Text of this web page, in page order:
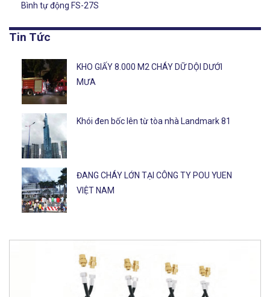
Bình tự động FS-27S
Tin Tức
KHO GIẤY 8.000 M2 CHÁY DỮ DỘI DƯỚI
MƯA
Khói đen bốc lên từ tòa nhà Landmark 81
ĐANG CHÁY LỚN TẠI CÔNG TY POU YUEN
VIỆT NAM